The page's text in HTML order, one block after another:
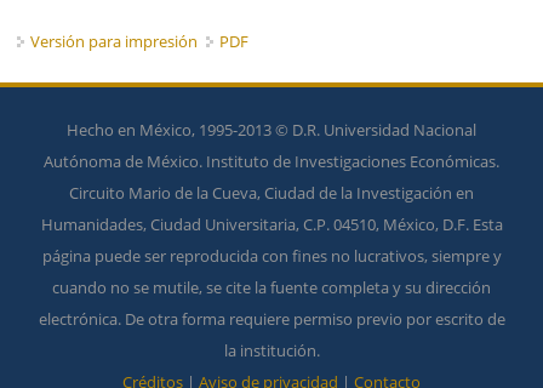
Versión para impresión PDF
Hecho en México, 1995-2013 © D.R. Universidad Nacional
Autónoma de México. Instituto de Investigaciones Económicas.
Circuito Mario de la Cueva, Ciudad de la Investigación en
Humanidades, Ciudad Universitaria, C.P. 04510, México, D.F. Esta
página puede ser reproducida con fines no lucrativos, siempre y
cuando no se mutile, se cite la fuente completa y su dirección
electrónica. De otra forma requiere permiso previo por escrito de
la institución.
Créditos | Aviso de privacidad | Contacto